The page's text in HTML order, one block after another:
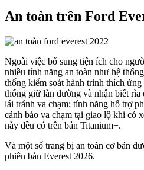
An toàn trên Ford
Ngoài việc bổ sung tiện ích cho
nhiều tính năng an toàn như hệ
thống kiểm soát hành trình thích
thống giữ làn đường và nhận biết
lái tránh va chạm; tính năng hỗ trợ
cảnh báo va chạm tại giao lộ khi có
này đều có trên bản Titanium+.
Và một số trang bị an toàn cơ bản
phiên bản Everest 2026.